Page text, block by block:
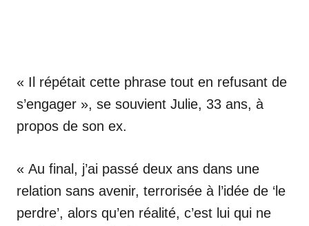
« Il répétait cette phrase tout en refusant de
s’engager », se souvient Julie, 33 ans, à
propos de son ex.
« Au final, j’ai passé deux ans dans une
relation sans avenir, terrorisée à l’idée de ‘le
perdre’, alors qu’en réalité, c’est lui qui ne